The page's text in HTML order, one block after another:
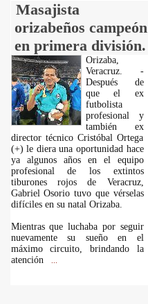
Masajista
orizabeños campeón
en primera división.
Orizaba,
Veracruz. -
Después de
que el ex
futbolista
profesional y
también ex
director técnico Cristóbal Ortega
(+) le diera una oportunidad hace
ya algunos años en el equipo
profesional de los extintos
tiburones rojos de Veracruz,
Gabriel Osorio tuvo que vérselas
difíciles en su natal Orizaba.
Mientras que luchaba por seguir
nuevamente su sueño en el
máximo circuito, brindando la
atención